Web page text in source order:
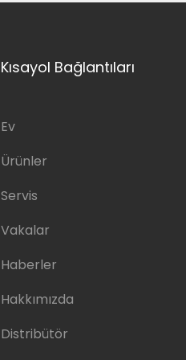
Kısayol Bağlantıları
Ev
Ürünler
Servis
Vakalar
Haberler
Hakkımızda
Distribütör